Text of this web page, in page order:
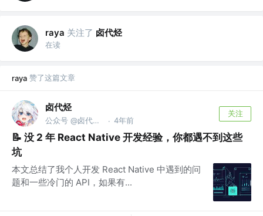
raya 关注了 卤代烃
在读
raya 赞了这篇文章
卤代烃
公众号 @卤代烃实验室 · 4年前
关注
📝 没 2 年 React Native 开发经验，你都遇不到这些
坑
本文总结了我个人开发 React Native 中遇到的问
题和一些冷门的 API，如果有...